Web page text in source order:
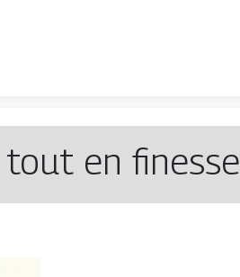
en finesse